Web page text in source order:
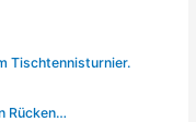
Tischtennisturnier.
Rücken…